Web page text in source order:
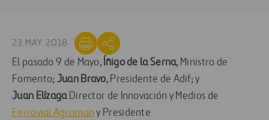
23 MAY 2018
El pasado 9 de Mayo,Íñigo de la Serna, Ministro de
Fomento; Juan Bravo, Presidente de Adif; y
Juan ElízagaDirector de Innovación y Medios de
Ferrovial Agroman y Presidente